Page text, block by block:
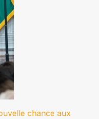
chance aux